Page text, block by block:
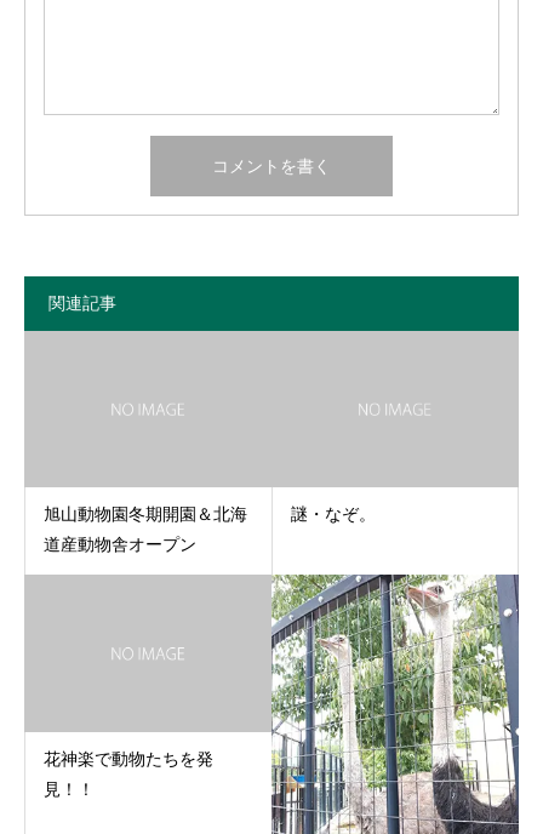
関連記事
旭山動物園冬期開園＆北海
道産動物舎オープン
謎・なぞ。
花神楽で動物たちを発
見！！